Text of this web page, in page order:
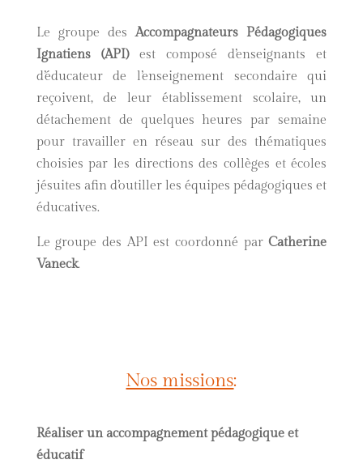
Le groupe desAccompagnateurs Pédagogiques
Ignatiens (API)est composé d’enseignants et
d’éducateur de l’enseignement secondaire qui
reçoivent, de leur établissement scolaire, un
détachement de quelques heures par semaine
pour travailler en réseau sur des thématiques
choisies par les directions des collèges et écoles
jésuites afin d’outiller les équipes pédagogiques et
éducatives.
Le groupe des API est coordonné parCatherine
Vaneck.
Nos missions:
Réaliser un accompagnement pédagogique et
éducatif